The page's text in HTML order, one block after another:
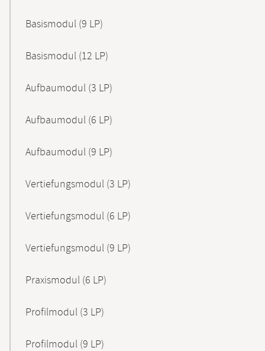
Basismodul (9 LP)
Basismodul (12 LP)
Aufbaumodul (3 LP)
Aufbaumodul (6 LP)
Aufbaumodul (9 LP)
Vertiefungsmodul (3 LP)
Vertiefungsmodul (6 LP)
Vertiefungsmodul (9 LP)
Praxismodul (6 LP)
Profilmodul (3 LP)
Profilmodul (9 LP)